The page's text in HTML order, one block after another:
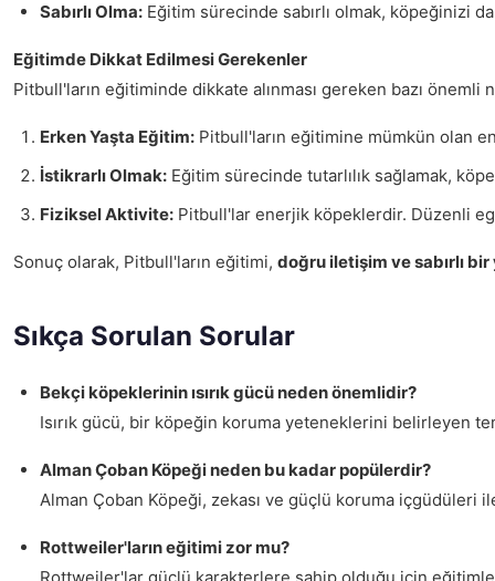
Sabırlı Olma: Eğitim sürecinde sabırlı olmak, köpeğinizi
Eğitimde Dikkat Edilmesi Gerekenler
Pitbull'ların eğitiminde dikkate alınması gereken bazı önemli
Erken Yaşta Eğitim: Pitbull'ların eğitimine mümkün olan
İstikrarlı Olmak: Eğitim sürecinde tutarlılık sağlamak,
Fiziksel Aktivite: Pitbull'lar enerjik köpeklerdir. Düzenli
Sonuç olarak, Pitbull'ların eğitimi, doğru iletişim ve sabırlı bir
Sıkça Sorulan Sorular
Bekçi köpeklerinin ısırık gücü neden önemlidir?
Isırık gücü, bir köpeğin koruma yeteneklerini belirleyen
Alman Çoban Köpeği neden bu kadar popülerdir?
Alman Çoban Köpeği, zekası ve güçlü koruma içgüdüleri
Rottweiler'ların eğitimi zor mu?